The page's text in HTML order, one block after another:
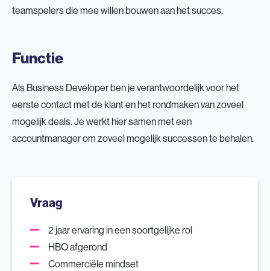
teamspelers die mee willen bouwen aan het succes.
Functie
Als Business Developer ben je verantwoordelijk voor het
eerste contact met de klant en het rondmaken van zoveel
mogelijk deals. Je werkt hier samen met een
accountmanager om zoveel mogelijk successen te behalen.
Vraag
2 jaar ervaring in een soortgelijke rol
HBO afgerond
Commerciële mindset